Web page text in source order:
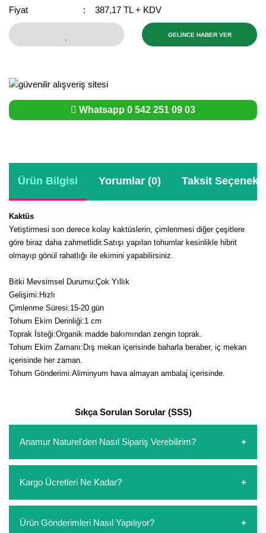
Fiyat
387,17 TL + KDV
GELİNCE HABER VER
Whatsapp 0 542 251 09 03
Ürün Bilgisi Yorumlar (0) Taksit
Kaktüs
Yetiştirmesi son derece kolay kaktüslerin, çimlenmesi diğer çeşitlere
göre biraz daha zahmetlidir.Satışı yapılan tohumlar kesinlikle hibrit
olmayıp gönül rahatlığı ile ekimini yapabilirsiniz.
Bitki Mevsimsel Durumu:Çok Yıllık
Gelişimi:Hızlı
Çimlenme Süresi:15-20 gün
Tohum Ekim Derinliği:1 cm
Toprak İsteği:Organik madde bakımından zengin toprak.
Tohum Ekim Zamanı:Dış mekan içerisinde baharla beraber, iç mekan
içerisinde her zaman.
Tohum Gönderimi:Aliminyum hava almayan ambalaj içerisinde.
Sıkça Sorulan Sorular (SSS)
Anamur Naturel'den Nasıl Sipariş Verebilirim?
oluşturarak,iletişim numaralarımızdan bizi arayarak veya
whatsapp hattımızdan bizlere isteklerinizi yazarak sipariş
ödemelerini sipariş verdikten sonra havale/eft veya sipariş
Kargo Ücretleri Ne Kadar?
etmeyin diye 1500 lira ve üzerindeki siparişlerinizde
Ürün Gönderimleri Nasıl Yapılıyor?
Bektaşi Üzümü Fidanı
Böğürtlen Fidanı
Dut Fidanı
Feijoa Fidanı
Fındık Fidanı
Frenk Üzümü Fidanı
Goji Berry Fidanı
Hünnap Fidanı
İncir Fidanı
Kapari Gebre Otu Fidanı
Kestane Fidanı
Kivi Fidanı
Kızılcık Fidanı
Nostaljik Güller
Peyzaj Gülleri
Ters Lale Soğanı
Yılbaşı Gülü Çiçeği